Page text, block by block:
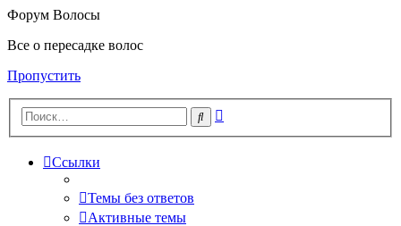
Форум Волосы
Все о пересадке волос
Пропустить
Поиск
Ссылки
Темы без ответов
Активные темы